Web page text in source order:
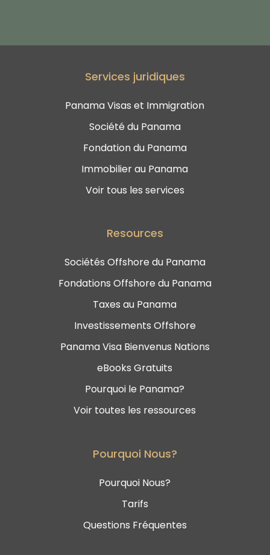
Services juridiques
Panama Visas et Immigration
Société du Panama
Fondation du Panama
Immobilier au Panama
Voir tous les services
Resources
Sociétés Offshore du Panama
Fondations Offshore du Panama
Taxes au Panama
Investissements Offshore
Panama Visa Bienvenus Nations
eBooks Gratuits
Pourquoi le Panama?
Voir toutes les ressources
Pourquoi Nous?
Pourquoi Nous?
Tarifs
Questions Fréquentes